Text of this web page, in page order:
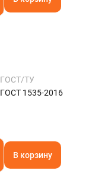
ГОСТ/ТУ
ГОСТ 1535-2016
В корзину